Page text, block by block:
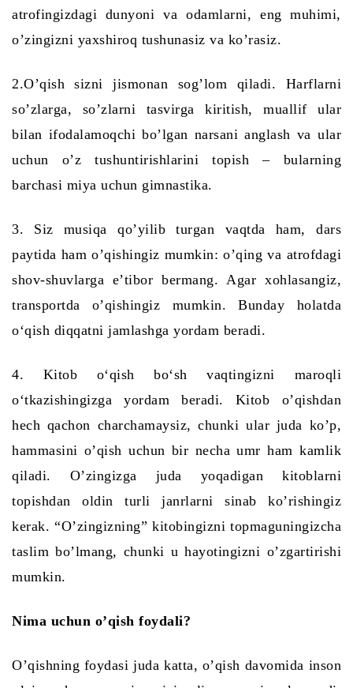
atrofingizdagi dunyoni va odamlarni, eng muhimi,
o’zingizni yaxshiroq tushunasiz va ko’rasiz.
2.O’qish sizni jismonan sog’lom qiladi. Harflarni
so’zlarga, so’zlarni tasvirga kiritish, muallif ular
bilan ifodalamoqchi bo’lgan narsani anglash va ular
uchun o’z tushuntirishlarini topish – bularning
barchasi miya uchun gimnastika.
3. Siz musiqa qo’yilib turgan vaqtda ham, dars
paytida ham o’qishingiz mumkin: o’qing va atrofdagi
shov-shuvlarga e’tibor bermang. Agar xohlasangiz,
transportda o’qishingiz mumkin. Bunday holatda
o‘qish diqqatni jamlashga yordam beradi.
4. Kitob o‘qish bo‘sh vaqtingizni maroqli
o‘tkazishingizga yordam beradi. Kitob o’qishdan
hech qachon charchamaysiz, chunki ular juda ko’p,
hammasini o’qish uchun bir necha umr ham kamlik
qiladi. O’zingizga juda yoqadigan kitoblarni
topishdan oldin turli janrlarni sinab ko’rishingiz
kerak. “O’zingizning” kitobingizni topmaguningizcha
taslim bo’lmang, chunki u hayotingizni o’zgartirishi
mumkin.
Nima uchun o’qish foydali?
O’qishning foydasi juda katta, o’qish davomida inson